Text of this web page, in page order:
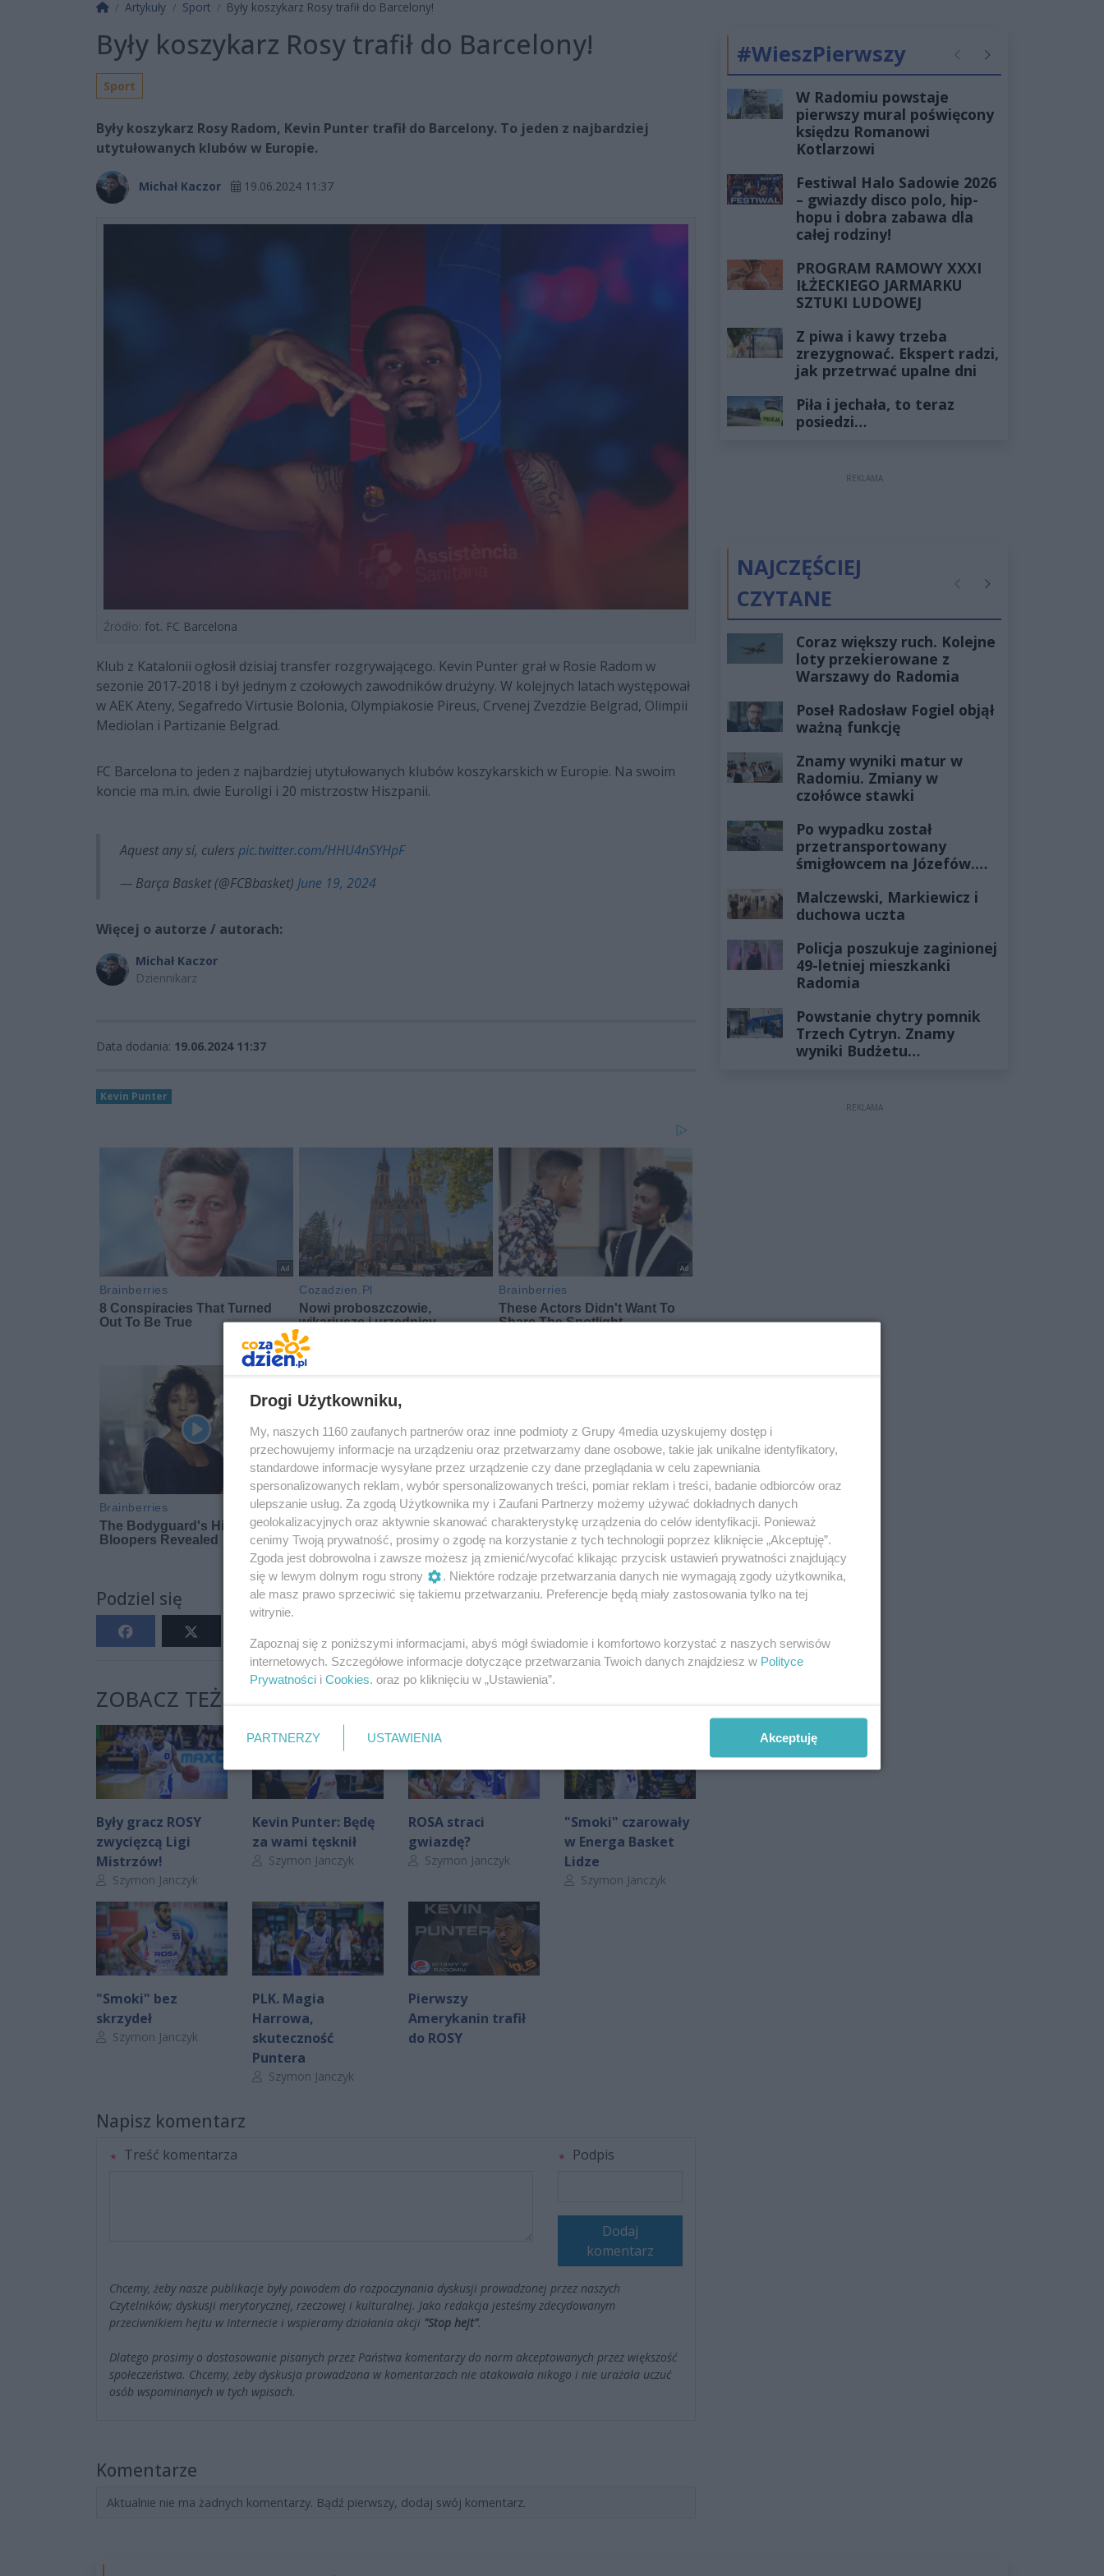
Strona główna
Artykuły Sport Były koszykarz Rosy trafił do Barcelony!
Były koszykarz Rosy trafił do Barcelony!
Sport
Były koszykarz Rosy Radom, Kevin Punter trafił do Barcelony. To jeden z najbardziej
utytułowanych klubów w Europie.
Michał Kaczor 19.06.2024 11:37
Źródło: fot. FC Barcelona
Klub z Katalonii ogłosił dzisiaj transfer rozgrywającego. Kevin Punter grał w Rosie Radom w
sezonie 2017-2018 i był jednym z czołowych zawodników drużyny. W kolejnych latach występował
w AEK Ateny, Segafredo Virtusie Bolonia, Olympiakosie Pireus, Crvenej Zvezdzie Belgrad, Olimpii
Mediolan i Partizanie Belgrad.
FC Barcelona to jeden z najbardziej utytułowanych klubów koszykarskich w Europie. Na swoim
koncie ma m.in. dwie Euroligi i 20 mistrzostw Hiszpanii.
Aquest any sí, culers pic.twitter.com/HHU4nSYHpF
— Barça Basket (@FCBbasket) June 19, 2024
Więcej o autorze / autorach:
Michał Kaczor
Dziennikarz
Data dodania: 19.06.2024 11:37
Kevin Punter
Podziel się Oceń
ZOBACZ TEŻ:
Były gracz ROSY
zwycięzcą Ligi
Mistrzów!
Autor artykułu:
Szymon Janczyk
Kevin Punter: Będę
za wami tęsknił
Autor artykułu:
Szymon Janczyk
ROSA straci
gwiazdę?
Autor artykułu:
Szymon Janczyk
"Smoki" czarowały
w Energa Basket
Lidze
Autor artykułu:
Szymon Janczyk
"Smoki" bez
skrzydeł
Autor artykułu:
Szymon Janczyk
PLK. Magia
Harrowa,
skuteczność
Puntera
Autor artykułu:
Szymon Janczyk
Pierwszy
Amerykanin trafił
do ROSY
Napisz komentarz
Treść komentarza Podpis
Dodaj
komentarz
Chcemy, żeby nasze publikacje były powodem do rozpoczynania dyskusji prowadzonej przez naszych
Czytelników; dyskusji merytorycznej, rzeczowej i kulturalnej. Jako redakcja jesteśmy zdecydowanym
przeciwnikiem hejtu w Internecie i wspieramy działania akcji "Stop hejt".
Dlatego prosimy o dostosowanie pisanych przez Państwa komentarzy do norm akceptowanych przez większość
społeczeństwa. Chcemy, żeby dyskusja prowadzona w komentarzach nie atakowała nikogo i nie urażała uczuć
osób wspominanych w tych wpisach.
Komentarze
Aktualnie nie ma żadnych komentarzy. Bądź pierwszy, dodaj swój komentarz.
#WieszPierwszy PoprzednieNastępne
W Radomiu powstaje
pierwszy mural poświęcony
księdzu Romanowi
Kotlarzowi
Festiwal Halo Sadowie 2026
– gwiazdy disco polo, hip-
hopu i dobra zabawa dla
całej rodziny!
PROGRAM RAMOWY XXXI
IŁŻECKIEGO JARMARKU
SZTUKI LUDOWEJ
Z piwa i kawy trzeba
zrezygnować. Ekspert radzi,
jak przetrwać upalne dni
Piła i jechała, to teraz
posiedzi…
REKLAMA
NAJCZĘŚCIEJ
CZYTANE
PoprzednieNastępne
Coraz większy ruch. Kolejne
loty przekierowane z
Warszawy do Radomia
Poseł Radosław Fogiel objął
ważną funkcję
Znamy wyniki matur w
Radomiu. Zmiany w
czołówce stawki
Po wypadku został
przetransportowany
śmigłowcem na Józefów.
żyłach
Malczewski, Markiewicz i
duchowa uczta
Policja poszukuje zaginionej
49-letniej mieszkanki
Radomia
Powstanie chytry pomnik
Trzech Cytryn. Znamy
wyniki Budżetu
REKLAMA
Drogi Użytkowniku,
My, naszych 1160 zaufanych partnerów oraz inne podmioty z Grupy 4media uzyskujemy dostęp i
przechowujemy informacje na urządzeniu oraz przetwarzamy dane osobowe, takie jak unikalne identyfikatory,
standardowe informacje wysyłane przez urządzenie czy dane przeglądania w celu zapewniania
spersonalizowanych reklam, wybór spersonalizowanych treści, pomiar reklam i treści, badanie odbiorców oraz
ulepszanie usług. Za zgodą Użytkownika my i Zaufani Partnerzy możemy używać dokładnych danych
geolokalizacyjnych oraz aktywnie skanować charakterystykę urządzenia do celów identyfikacji. Ponieważ
cenimy Twoją prywatność, prosimy o zgodę na korzystanie z tych technologii poprzez kliknięcie „Akceptuję”.
Zgoda jest dobrowolna i zawsze możesz ją zmienić/wycofać klikając przycisk ustawień prywatności znajdujący
się w lewym dolnym rogu strony
. Niektóre rodzaje przetwarzania danych nie wymagają zgody użytkownika,
ale masz prawo sprzeciwić się takiemu przetwarzaniu. Preferencje będą miały zastosowania tylko na tej
witrynie.
Zapoznaj się z poniższymi informacjami, abyś mógł świadomie i komfortowo korzystać z naszych serwisów
internetowych. Szczegółowe informacje dotyczące przetwarzania Twoich danych znajdziesz w Polityce
Prywatności i Cookies. oraz po kliknięciu w „Ustawienia”.
PARTNERZY USTAWIENIA Akceptuję